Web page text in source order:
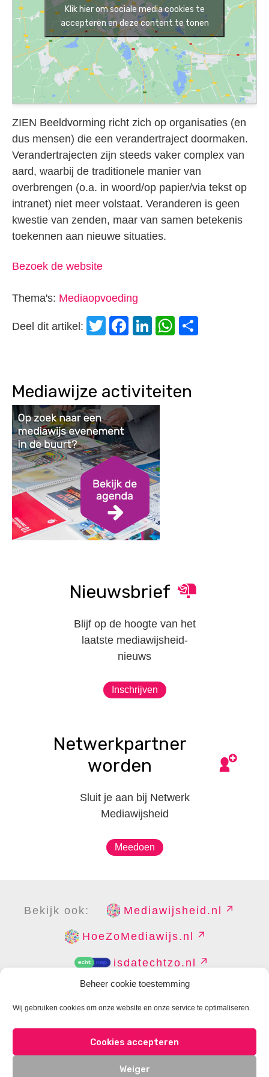
Beheer cookie toestemming
Wij gebruiken cookies om onze website en onze service te optimaliseren.
Cookies accepteren
Weiger
Klik hier om sociale media cookies te
accepteren en deze content te tonen
ZIEN Beeldvorming richt zich op organisaties (en
dus mensen) die een verandertraject doormaken.
Verandertrajecten zijn steeds vaker complex van
aard, waarbij de traditionele manier van
overbrengen (o.a. in woord/op papier/via tekst op
intranet) niet meer volstaat. Veranderen is geen
kwestie van zenden, maar van samen betekenis
toekennen aan nieuwe situaties.
Bezoek de website
Thema's: Mediaopvoeding
Deel dit artikel: Twitter
Facebook
LinkedIn
WhatsApp
Mediawijze activiteiten
Nieuwsbrief
Blijf op de hoogte van het
laatste mediawijsheid-
nieuws
Inschrijven
Netwerkpartner
worden
Sluit je aan bij Netwerk
Mediawijsheid
Meedoen
Bekijk ook: Mediawijsheid.nl
HoeZoMediawijs.nl
isdatechtzo.nl
DISCLAIMER PRIVACY
CONTACT
COOKIES BEHEREN